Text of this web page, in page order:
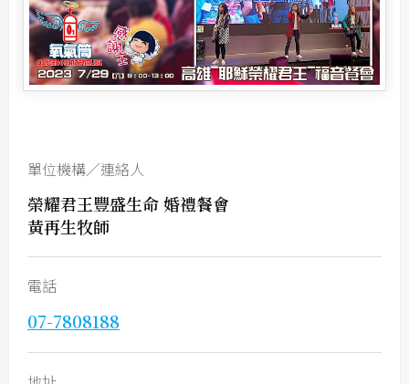
單位機構／連絡人
榮耀君王豐盛生命 婚禮餐會
黃再生牧師
電話
07-7808188